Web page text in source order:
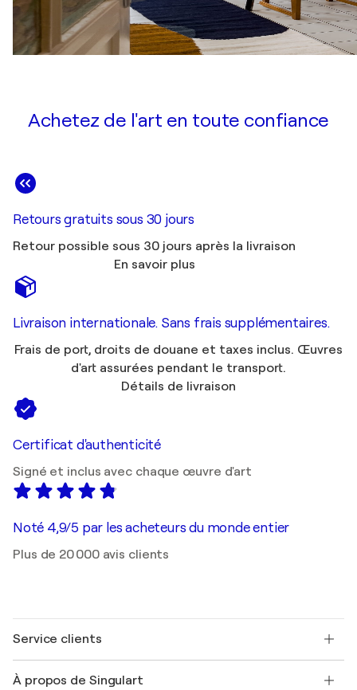
Achetez de l'art en toute confiance
Retours gratuits sous 30 jours
Retour possible sous 30 jours après la livraison
En savoir plus
Livraison internationale. Sans frais supplémentaires.
Frais de port, droits de douane et taxes inclus. Œuvres
d'art assurées pendant le transport.
Détails de livraison
Certificat d'authenticité
Signé et inclus avec chaque œuvre d'art
Noté 4,9/5 par les acheteurs du monde entier
Plus de 20 000 avis clients
Service clients
Expédition
À propos de Singulart